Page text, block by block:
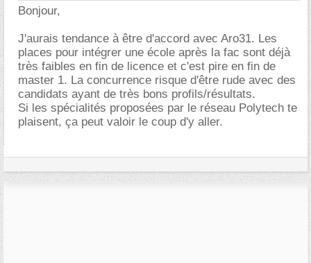
Bonjour,
J'aurais tendance à être d'accord avec Aro31. Les
places pour intégrer une école après la fac sont déjà
très faibles en fin de licence et c'est pire en fin de
master 1. La concurrence risque d'être rude avec des
candidats ayant de très bons profils/résultats.
Si les spécialités proposées par le réseau Polytech te
plaisent, ça peut valoir le coup d'y aller.